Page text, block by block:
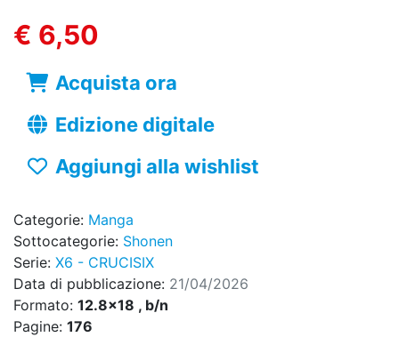
€ 6,50
Acquista ora
Edizione digitale
Aggiungi alla wishlist
Categorie: Manga
Sottocategorie: Shonen
Serie: X6 - CRUCISIX
Data di pubblicazione: 21/04/2026
Formato: 12.8x18 , b/n
Pagine: 176